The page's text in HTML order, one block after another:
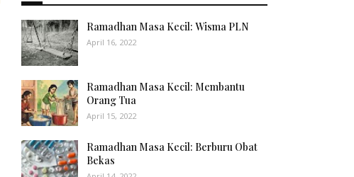
Ramadhan Masa Kecil: Wisma PLN
April 16, 2022
Ramadhan Masa Kecil: Membantu
Orang Tua
April 15, 2022
Ramadhan Masa Kecil: Berburu Obat
Bekas